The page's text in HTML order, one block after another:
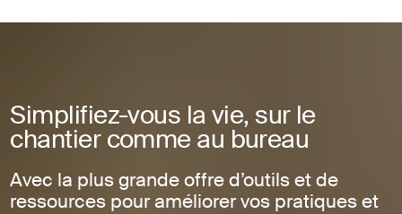
Simplifiez-vous la vie, sur le
chantier comme au bureau
Avec la plus grande offre d’outils et de
ressources pour améliorer vos pratiques et